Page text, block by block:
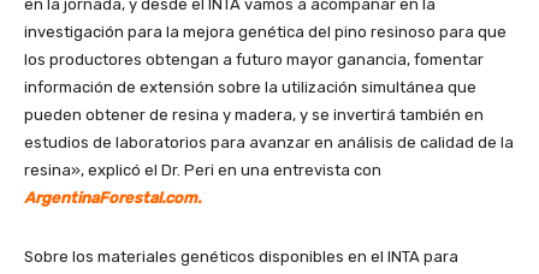
en la jornada, y desde el INTA vamos a acompañar en la
investigación para la mejora genética del pino resinoso para que
los productores obtengan a futuro mayor ganancia, fomentar
información de extensión sobre la utilización simultánea que
pueden obtener de resina y madera, y se invertirá también en
estudios de laboratorios para avanzar en análisis de calidad de la
resina», explicó el Dr. Peri en una entrevista con
ArgentinaForestal.com.
Sobre los materiales genéticos disponibles en el INTA para